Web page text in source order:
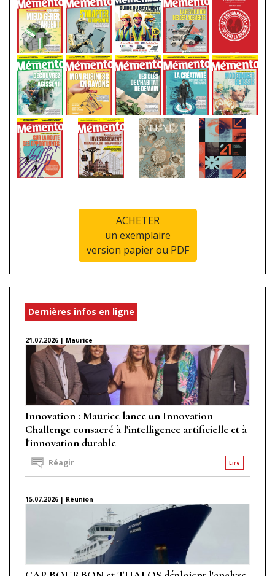
ACHETER
un exemplaire
version papier ou PDF
Dernières infos en ligne
21.07.2026 | Maurice
Innovation : Maurice lance un Innovation
Challenge consacré à l'intelligence artificielle et à
l'innovation durable
Lire
Réagir
15.07.2026 | Réunion